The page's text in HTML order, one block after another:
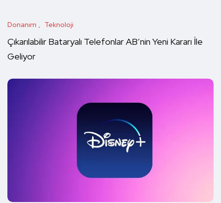
Donanım Teknoloji
Çıkarılabilir Bataryalı Telefonlar AB’nin Yeni Kararı İle
Geliyor